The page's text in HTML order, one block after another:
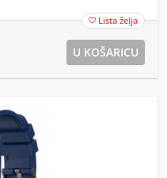
 Lista želja